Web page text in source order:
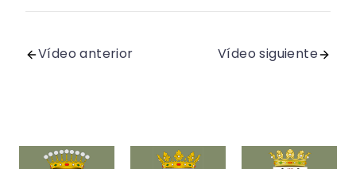
Vídeo anterior Vídeo siguiente